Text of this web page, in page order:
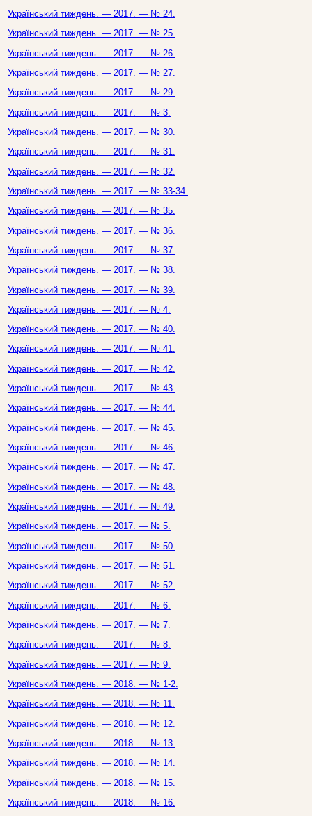
Український тиждень. — 2017. — № 24.
Український тиждень. — 2017. — № 25.
Український тиждень. — 2017. — № 26.
Український тиждень. — 2017. — № 27.
Український тиждень. — 2017. — № 29.
Український тиждень. — 2017. — № 3.
Український тиждень. — 2017. — № 30.
Український тиждень. — 2017. — № 31.
Український тиждень. — 2017. — № 32.
Український тиждень. — 2017. — № 33-34.
Український тиждень. — 2017. — № 35.
Український тиждень. — 2017. — № 36.
Український тиждень. — 2017. — № 37.
Український тиждень. — 2017. — № 38.
Український тиждень. — 2017. — № 39.
Український тиждень. — 2017. — № 4.
Український тиждень. — 2017. — № 40.
Український тиждень. — 2017. — № 41.
Український тиждень. — 2017. — № 42.
Український тиждень. — 2017. — № 43.
Український тиждень. — 2017. — № 44.
Український тиждень. — 2017. — № 45.
Український тиждень. — 2017. — № 46.
Український тиждень. — 2017. — № 47.
Український тиждень. — 2017. — № 48.
Український тиждень. — 2017. — № 49.
Український тиждень. — 2017. — № 5.
Український тиждень. — 2017. — № 50.
Український тиждень. — 2017. — № 51.
Український тиждень. — 2017. — № 52.
Український тиждень. — 2017. — № 6.
Український тиждень. — 2017. — № 7.
Український тиждень. — 2017. — № 8.
Український тиждень. — 2017. — № 9.
Український тиждень. — 2018. — № 1-2.
Український тиждень. — 2018. — № 11.
Український тиждень. — 2018. — № 12.
Український тиждень. — 2018. — № 13.
Український тиждень. — 2018. — № 14.
Український тиждень. — 2018. — № 15.
Український тиждень. — 2018. — № 16.